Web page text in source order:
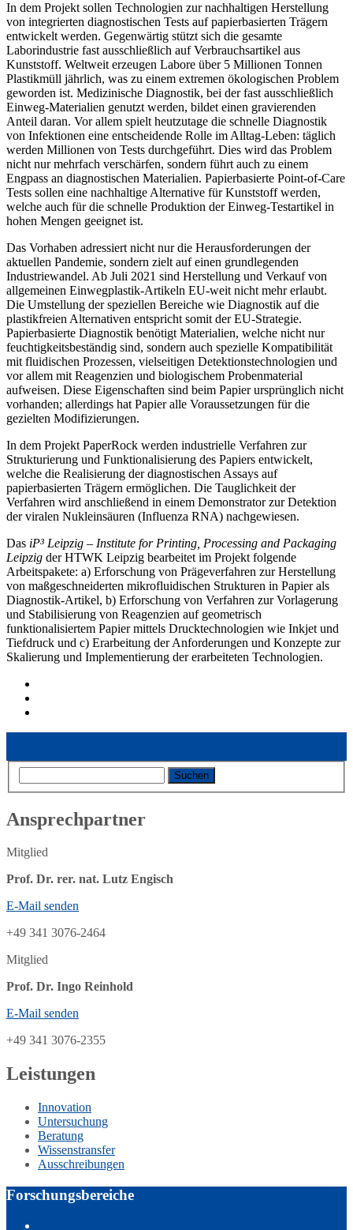
In dem Projekt sollen Technologien zur nachhaltigen Herstellung
von integrierten diagnostischen Tests auf papierbasierten Trägern
entwickelt werden. Gegenwärtig stützt sich die gesamte
Laborindustrie fast ausschließlich auf Verbrauchsartikel aus
Kunststoff. Weltweit erzeugen Labore über 5 Millionen Tonnen
Plastikmüll jährlich, was zu einem extremen ökologischen Problem
geworden ist. Medizinische Diagnostik, bei der fast ausschließlich
Einweg-Materialien genutzt werden, bildet einen gravierenden
Anteil daran. Vor allem spielt heutzutage die schnelle Diagnostik
von Infektionen eine entscheidende Rolle im Alltag-Leben: täglich
werden Millionen von Tests durchgeführt. Dies wird das Problem
nicht nur mehrfach verschärfen, sondern führt auch zu einem
Engpass an diagnostischen Materialien. Papierbasierte Point-of-Care
Tests sollen eine nachhaltige Alternative für Kunststoff werden,
welche auch für die schnelle Produktion der Einweg-Testartikel in
hohen Mengen geeignet ist.
Das Vorhaben adressiert nicht nur die Herausforderungen der
aktuellen Pandemie, sondern zielt auf einen grundlegenden
Industriewandel. Ab Juli 2021 sind Herstellung und Verkauf von
allgemeinen Einwegplastik-Artikeln EU-weit nicht mehr erlaubt.
Die Umstellung der speziellen Bereiche wie Diagnostik auf die
plastikfreien Alternativen entspricht somit der EU-Strategie.
Papierbasierte Diagnostik benötigt Materialien, welche nicht nur
feuchtigkeitsbeständig sind, sondern auch spezielle Kompatibilität
mit fluidischen Prozessen, vielseitigen Detektionstechnologien und
vor allem mit Reagenzien und biologischem Probenmaterial
aufweisen. Diese Eigenschaften sind beim Papier ursprünglich nicht
vorhanden; allerdings hat Papier alle Voraussetzungen für die
gezielten Modifizierungen.
In dem Projekt PaperRock werden industrielle Verfahren zur
Strukturierung und Funktionalisierung des Papiers entwickelt,
welche die Realisierung der diagnostischen Assays auf
papierbasierten Trägern ermöglichen. Die Tauglichkeit der
Verfahren wird anschließend in einem Demonstrator zur Detektion
der viralen Nukleinsäuren (Influenza RNA) nachgewiesen.
Das iP³ Leipzig – Institute for Printing, Processing and Packaging
Leipzig der HTWK Leipzig bearbeitet im Projekt folgende
Arbeitspakete: a) Erforschung von Prägeverfahren zur Herstellung
von maßgeschneiderten mikrofluidischen Strukturen in Papier als
Diagnostik-Artikel, b) Erforschung von Verfahren zur Vorlagerung
und Stabilisierung von Reagenzien auf geometrisch
funktionalisiertem Papier mittels Drucktechnologien wie Inkjet und
Tiefdruck und c) Erarbeitung der Anforderungen und Konzepte zur
Skalierung und Implementierung der erarbeiteten Technologien.
Ansprechpartner
Mitglied
Prof. Dr. rer. nat. Lutz Engisch
E-Mail senden
+49 341 3076-2464
Mitglied
Prof. Dr. Ingo Reinhold
E-Mail senden
+49 341 3076-2355
Leistungen
Innovation
Untersuchung
Beratung
Wissenstransfer
Ausschreibungen
Forschungsbereiche